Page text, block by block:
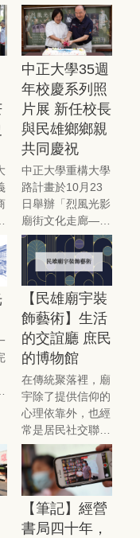
學，以及協助空間
測繪的夥伴外，尚
有鄰近之高工、高
中、國小、幼兒園
師生、洗衣店老
闆、在地小農與在
乎空間活化的民眾
等。第一天最後的
分組討論，也廣納
意見，初步發想民
雄農會倉庫未來的
各種可能性。
中正大學35週
年校慶系列照
片展 新任校長
與民雄鄉鄉親
共同慶祝
中正大學重構大學
路計畫於10月23
日舉辦「烈風光影
廟街文化走廊——
中正大學35週年
校慶系列照片展」
展出中正大學建設
時期的老照片，並
由中正大學新任校
長蔡少正與民雄鄉
鄉長林于玲進行揭
幕及慶賀儀式。
【民雄廟宇裝
飾藝術】生活
的交誼廳 庶民
的博物館
在傳統聚落裡，廟
宇除了提供信仰的
心理依靠外，也經
常是居民社交聯
誼、訊息交換的中
心。本文整理了民
雄幾座廟宇的裝飾
藝術，期望民眾能
夠進一步認識裝飾
藝術背後所蘊含的
【筆記】經營
書局四十年，